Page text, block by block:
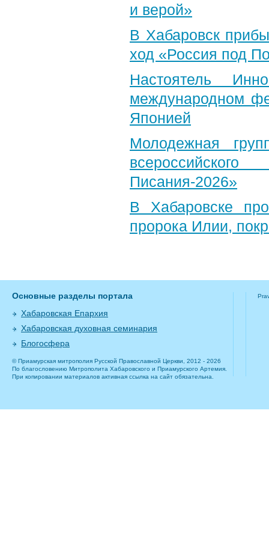
и верой»
В Хабаровск
ход «Россия под
Настоятель
международном
Японией
Молодежная
Писания-2026»
В Хабаровске
пророка Илии,
Основные разделы портала
Хабаровская Епархия
Хабаровская духовная семинария
Блогосфера
© Приамурская митрополия Русской Православной Церкви, 2012 - 2026
По благословению Митрополита Хабаровского и Приамурского Артемия.
При копировании материалов активная ссылка на сайт обязательна.